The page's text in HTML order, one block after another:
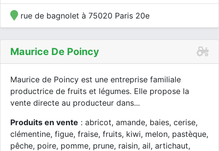
rue de bagnolet à 75020 Paris 20e
Maurice De Poincy
Maurice de Poincy est une entreprise familiale
productrice de fruits et légumes. Elle propose la
vente directe au producteur dans...
Produits en vente : abricot, amande, baies, cerise,
clémentine, figue, fraise, fruits, kiwi, melon, pastèque,
pêche, poire, pomme, prune, raisin, ail, artichaut,